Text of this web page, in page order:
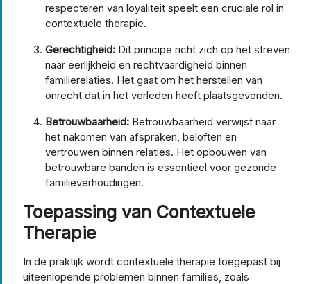
respecteren van loyaliteit speelt een cruciale rol in
contextuele therapie.
Gerechtigheid: Dit principe richt zich op het streven
naar eerlijkheid en rechtvaardigheid binnen
familierelaties. Het gaat om het herstellen van
onrecht dat in het verleden heeft plaatsgevonden.
Betrouwbaarheid: Betrouwbaarheid verwijst naar
het nakomen van afspraken, beloften en
vertrouwen binnen relaties. Het opbouwen van
betrouwbare banden is essentieel voor gezonde
familieverhoudingen.
Toepassing van Contextuele
Therapie
In de praktijk wordt contextuele therapie toegepast bij
uiteenlopende problemen binnen families, zoals